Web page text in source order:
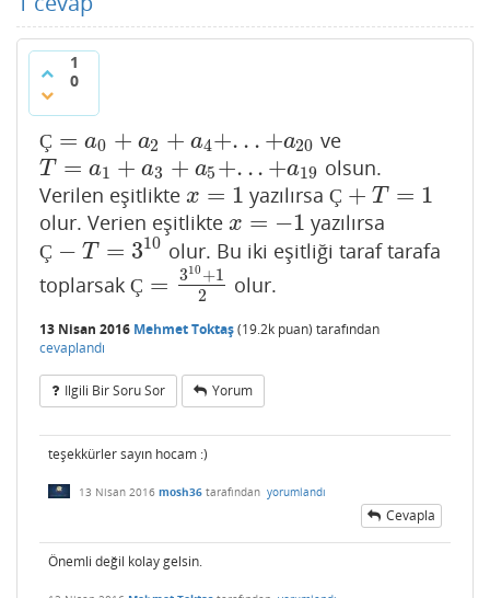
1
0
Ç = a0 + a2 + a4+. . . +a20
Ç =a0 +a 2+a4+ ..+ a20 ve
T = a1 + a3 + a5 +. .. +a19
T= a1 +a3 +a 5+. .+a19
olsun.
Verilen eşitlikte x = 1
x= 1 yazılırsaÇ + T = 1
Ç +T=1
olur. Verien eşitlikte x = −1
x= −1 yazılırsa
Ç − T = 310
Ç −T=310
olur. Bu iki eşitliği taraf tarafa
toplarsak Ç = 310 +1
2
Ç =310+12 olur.
13 Nisan 2016 Mehmet Toktaş(19.2k puan) tarafından
cevaplandı
Ilgili Bir Soru Sor Yorum
teşekkürler sayın hocam :)
13 Nisan 2016 mosh36 tarafından yorumlandı
Cevapla
Önemli değil kolay gelsin.